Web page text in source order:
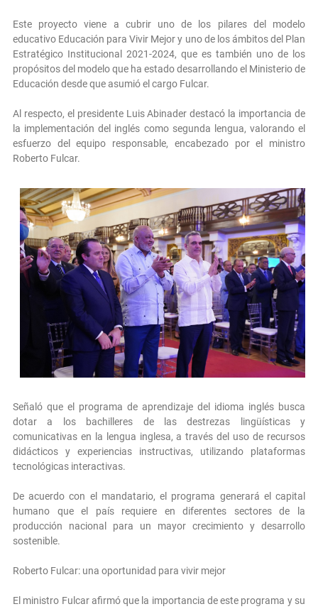
Este proyecto viene a cubrir uno de los pilares del modelo
educativo Educación para Vivir Mejor y uno de los ámbitos del Plan
Estratégico Institucional 2021-2024, que es también uno de los
propósitos del modelo que ha estado desarrollando el Ministerio de
Educación desde que asumió el cargo Fulcar.
Al respecto, el presidente Luis Abinader destacó la importancia de
la implementación del inglés como segunda lengua, valorando el
esfuerzo del equipo responsable, encabezado por el ministro
Roberto Fulcar.
Señaló que el programa de aprendizaje del idioma inglés busca
dotar a los bachilleres de las destrezas lingüísticas y
comunicativas en la lengua inglesa, a través del uso de recursos
didácticos y experiencias instructivas, utilizando plataformas
tecnológicas interactivas.
De acuerdo con el mandatario, el programa generará el capital
humano que el país requiere en diferentes sectores de la
producción nacional para un mayor crecimiento y desarrollo
sostenible.
Roberto Fulcar: una oportunidad para vivir mejor
El ministro Fulcar afirmó que la importancia de este programa y su